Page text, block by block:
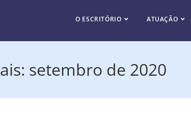
O ESCRITÓRIO ATUAÇÃO
setembro de 2020